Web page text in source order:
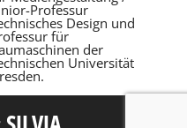
Professur
Design und
für
der
Universität